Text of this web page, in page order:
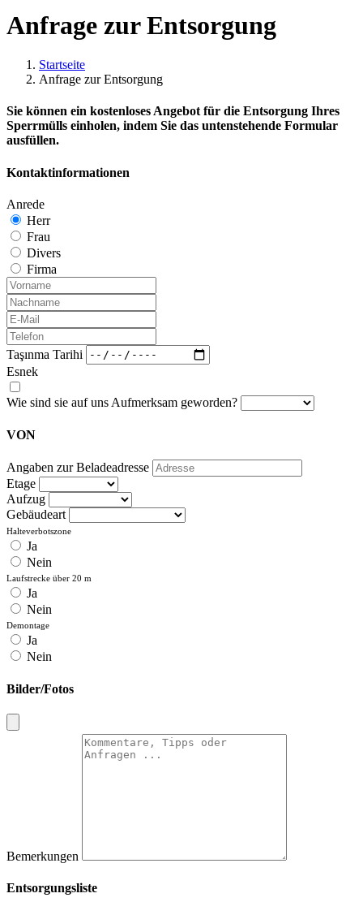
Anfrage zur Entsorgung
Startseite
Anfrage zur Entsorgung
Sie können ein kostenloses Angebot für die Entsorgung Ihres
Sperrmülls einholen, indem Sie das untenstehende Formular
ausfüllen.
Kontaktinformationen
Anrede
Herr
Frau
Divers
Firma
Taşınma Tarihi
Esnek
Wie sind sie auf uns Aufmerksam geworden?
VON
Angaben zur Beladeadresse
Etage
Aufzug
Gebäudeart
Halteverbotszone
Ja
Nein
Laufstrecke über 20 m
Ja
Nein
Demontage
Ja
Nein
Bilder/Fotos
Bemerkungen
Entsorgungsliste